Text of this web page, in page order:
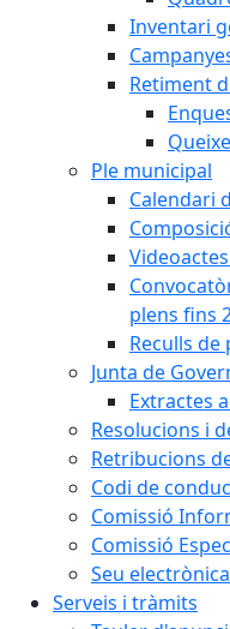
Inventari
Retiment
Ple municipal
Calendari
plens fins
Reculls de
Junta de
Extractes
Resolucions i
Retribucions
Codi de
Comissió
Comissió
Seu electrònica
Serveis i tràmits